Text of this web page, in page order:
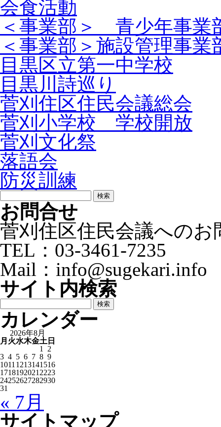
会食活動
＜事業部＞ 青少年事業
＜事業部＞施設管理事業
目黒区立第一中学校
目黒川詩巡り
菅刈住区住民会議総会
菅刈小学校 学校開放
菅刈文化祭
落語会
防災訓練
検
索:
お問合せ
菅刈住区住民会議への
TEL：03-3461-7235
Mail：info@sugekari.info
サイト内検索
検
索:
カレンダー
2026年8月
月 火水木金土 日
1
2
3 4 5 6 7 8 9
1011 1213141516
1718192021 2223
24252627282930
31
« 7月
サイトマップ